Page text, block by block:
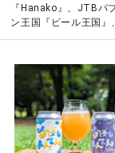
『Hanako』、JTBパ
ン王国『ビール王国』